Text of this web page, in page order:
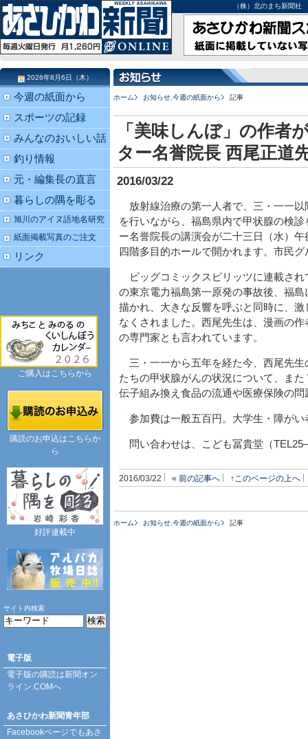
（株）北のまち新聞
ホーム お知らせ 今週の紙面から 記事
「美味しんぼ」の作者
ター名誉院長 西尾正道
2016/03/22
放射線治療の第一人者で、三・一一以
を行いながら、福島県内で甲状腺の検
ー名誉院長の講演会が二十三日（水）
四階多目的ホールで開かれます。市民
ビッグコミックスピリッツに連載され
の東京電力福島第一原発の事故後、福
描かれ、大きな反響を呼ぶと同時に、
なくされました。西尾先生は、漫画の
の専門家とも言われています。
三・一一から五年を経た今、西尾先生
たちの甲状腺がんの状況について、ま
伝子組み換え食品の流通や医療保険の
参加費は一般五百円。大学生・障がい
問い合わせは、こども冨貴堂（
2016/03/22 « 前の記事へ ↑このページの上へ
ホーム お知らせ 今週の紙面から 記事
2026年8月6日（木）
今週の紙面から
スポーツの記録
みんなのおいしい話
釣り情報
元・編集長の直言
暮らしの隅を彫る
旭川のアイヌ語地名研究
紙面掲載写真のご注文
リンク
ご購入はこちらから
購読のお申込はこちらか
ら
好評連載中
サイト内検索
電子版
電子版の購読は新聞オン
ライン.COMへ
あさひかわ新聞青年部
Facebookページでもあさ